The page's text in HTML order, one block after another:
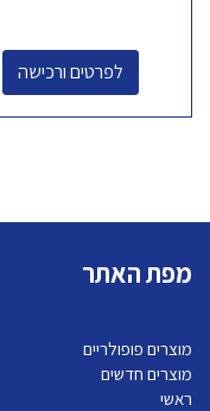
לפרטים ורכישה
מפת האתר
מוצרים פופולריים
מוצרים חדשים
ראשי